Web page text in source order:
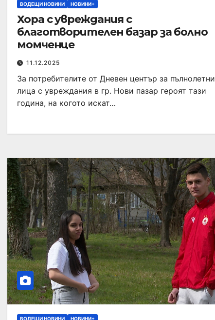
ВОДЕЩИ НОВИНИ НОВИНИ+
Хора с увреждания с
благотворителен базар за болно
момченце
11.12.2025
За потребителите от Дневен център за пълнолетни
лица с увреждания в гр. Нови пазар героят тази
година, на когото искат…
ВОДЕЩИ НОВИНИ НОВИНИ+